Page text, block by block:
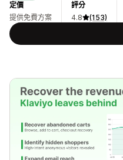
定價
提供免費方案
評分
4.8
(153)